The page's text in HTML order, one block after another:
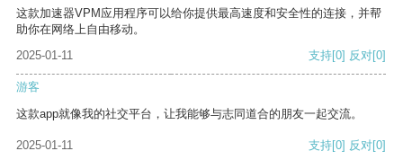
这款加速器VPM应用程序可以给你提供最高速度和安全性的连接，并帮
助你在网络上自由移动。
2025-01-11
支持[0] 反对[0]
游客
这款app就像我的社交平台，让我能够与志同道合的朋友一起交流。
2025-01-11 支持[0] 反对[0]